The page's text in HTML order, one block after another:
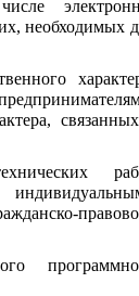
необходимых